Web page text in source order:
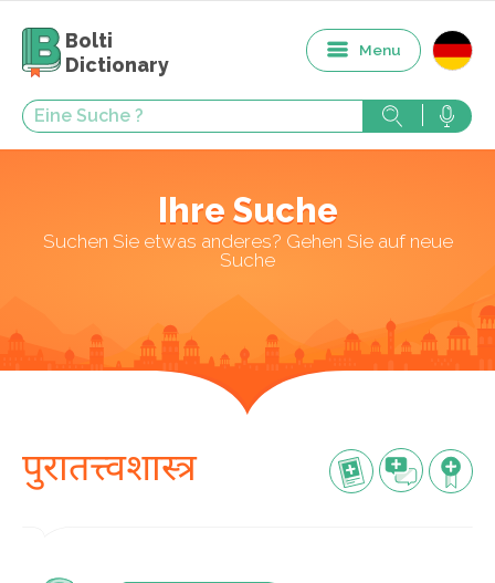
Bolti
Dictionary
Menu
Ihre Suche
Suchen Sie etwas anderes? Gehen Sie auf neue
Suche
पुरातत्त्वशास्त्र